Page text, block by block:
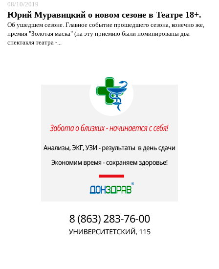
08/10/2019
Юрий Муравицкий о новом сезоне в Театре 18+.
Об ушедшем сезоне. Главное событие прошедшего сезона, конечно же,
премия "Золотая маска" (на эту приемию были номинированы два
спектакля театра -...